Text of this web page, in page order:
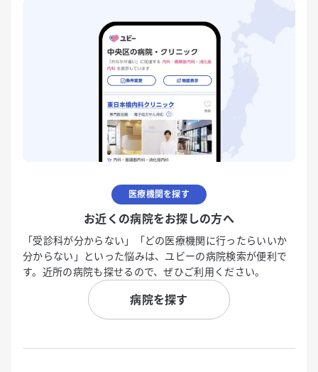
医療機関を探す
お近くの病院をお探しの方へ
「受診科が分からない」「どの医療機関に行ったらいいか
分からない」といった悩みは、ユビーの病院検索が便利で
す。近所の病院も探せるので、ぜひご利用ください。
病院を探す